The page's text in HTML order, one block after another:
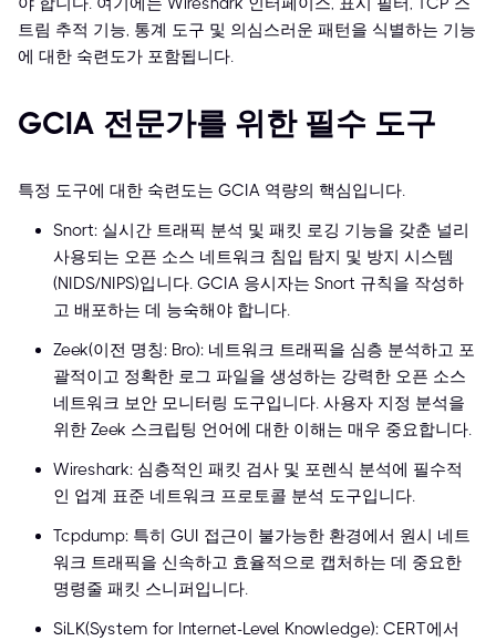
트림 추적 기능, 통계 도구 및 의심스러운 패턴을 식별하는 기능
에 대한 숙련도가 포함됩니다.
GCIA 전문가를 위한 필수 도구
특정 도구에 대한 숙련도는 GCIA 역량의 핵심입니다.
Snort: 실시간 트래픽 분석 및 패킷 로깅 기능을 갖춘 널리
사용되는 오픈 소스 네트워크 침입 탐지 및 방지 시스템
(NIDS/NIPS)입니다. GCIA 응시자는 Snort 규칙을 작성하
고 배포하는 데 능숙해야 합니다.
Zeek(이전 명칭: Bro): 네트워크 트래픽을 심층 분석하고 포
괄적이고 정확한 로그 파일을 생성하는 강력한 오픈 소스
네트워크 보안 모니터링 도구입니다. 사용자 지정 분석을
위한 Zeek 스크립팅 언어에 대한 이해는 매우 중요합니다.
Wireshark: 심층적인 패킷 검사 및 포렌식 분석에 필수적
인 업계 표준 네트워크 프로토콜 분석 도구입니다.
Tcpdump: 특히 GUI 접근이 불가능한 환경에서 원시 네트
워크 트래픽을 신속하고 효율적으로 캡처하는 데 중요한
명령줄 패킷 스니퍼입니다.
SiLK(System for Internet-Level Knowledge): CERT에서